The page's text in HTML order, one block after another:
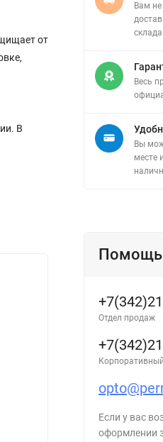
от
В
Вам не
склада
Весь
Вы
месте
Помощь
Отдел продаж
Если у вас
оформлении